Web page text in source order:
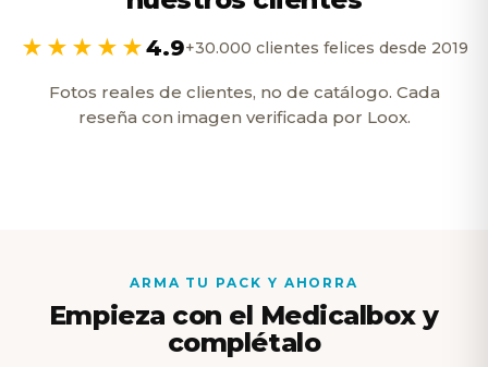
★★★★★4.9+30.000 clientes felices desde 2019
Fotos reales de clientes, no de catálogo. Cada
reseña con imagen verificada por Loox.
ARMA TU PACK Y AHORRA
Empieza con el Medicalbox y
complétalo